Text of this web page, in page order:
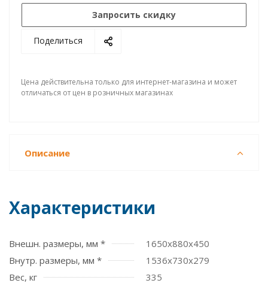
Запросить скидку
Поделиться
Цена действительна только для интернет-магазина и может
отличаться от цен в розничных магазинах
Описание
Характеристики
Внешн. размеры, мм *
1650x880x450
Внутр. размеры, мм *
1536x730x279
Вес, кг
335